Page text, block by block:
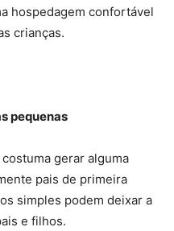
hospedagem confortável
crianças.
pequenas
gerar alguma
pais de primeira
simples podem deixar a
e filhos.